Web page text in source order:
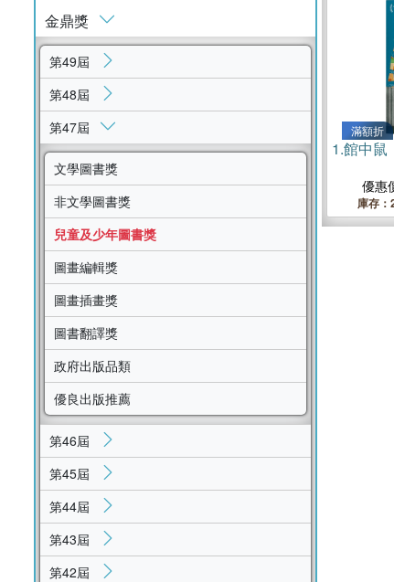
金鼎獎
第49屆
第48屆
第47屆
文學圖書獎
非文學圖書獎
兒童及少年圖書獎
圖畫編輯獎
圖畫插畫獎
圖書翻譯獎
政府出版品類
優良出版推薦
第46屆
第45屆
第44屆
第43屆
第42屆
滿額折
1.館中鼠
優惠
庫存：